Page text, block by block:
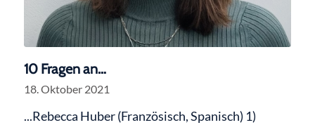
10 Fragen an…
18. Oktober 2021
...Rebecca Huber (Französisch, Spanisch) 1)